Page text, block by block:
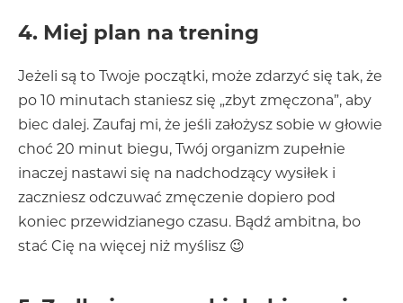
4. Miej plan na trening
Jeżeli są to Twoje początki, może zdarzyć się tak, że
po 10 minutach staniesz się „zbyt zmęczona”, aby
biec dalej. Zaufaj mi, że jeśli założysz sobie w głowie
choć 20 minut biegu, Twój organizm zupełnie
inaczej nastawi się na nadchodzący wysiłek i
zaczniesz odczuwać zmęczenie dopiero pod
koniec przewidzianego czasu. Bądź ambitna, bo
stać Cię na więcej niż myślisz 😉